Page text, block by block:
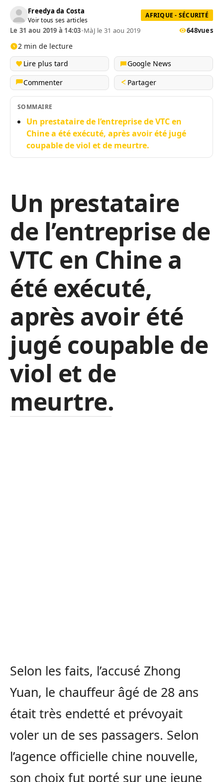
Freedya da Costa
Voir tous ses articles
AFRIQUE - SÉCURITÉ
Le 31 aou 2019 à 14:03•MàJ le 31 aou 2019 648vues
2 min de lecture
Lire plus tard
Google News
Commenter
Partager
SOMMAIRE
Un prestataire de l’entreprise de VTC en
Chine a été exécuté, après avoir été jugé
coupable de viol et de meurtre.
Un prestataire
de l’entreprise de
VTC en Chine a
été exécuté,
après avoir été
jugé coupable de
viol et de
meurtre.
Selon les faits, l’accusé Zhong
Yuan, le chauffeur âgé de 28 ans
était très endetté et prévoyait
voler un de ses passagers. Selon
l’agence officielle chine nouvelle,
son choix fut porté sur une jeune